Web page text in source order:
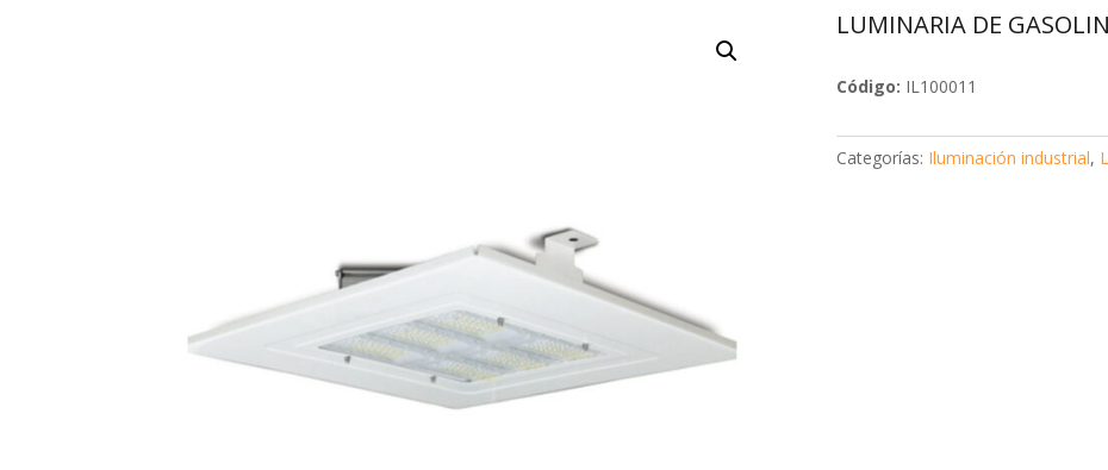
LUMINARIA DE
Código: IL100011
Categorías: Iluminación industrial,